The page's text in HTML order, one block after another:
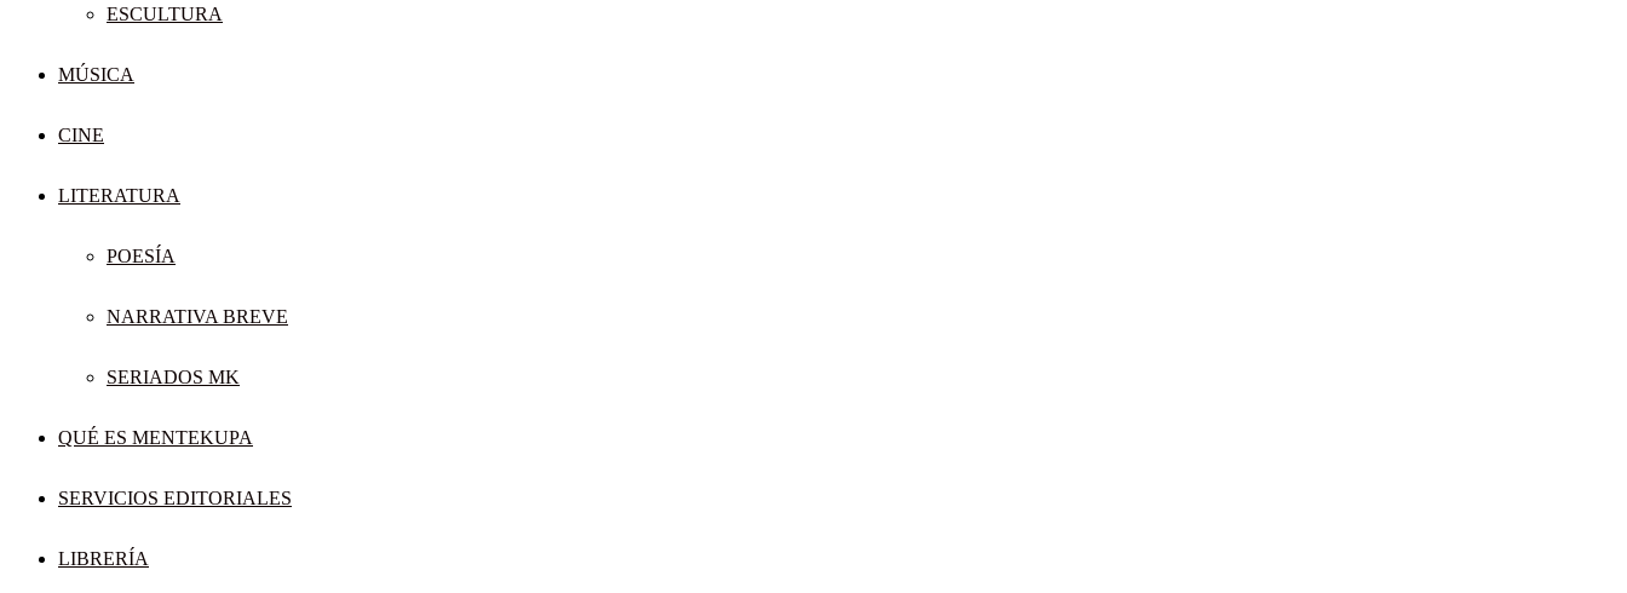
ESCULTURA
MÚSICA
CINE
LITERATURA
POESÍA
NARRATIVA BREVE
SERIADOS MK
QUÉ ES MENTEKUPA
SERVICIOS EDITORIALES
LIBRERÍA